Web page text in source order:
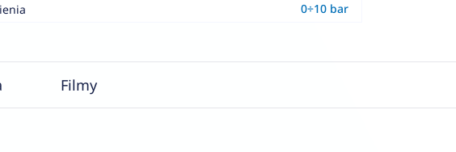
0÷10 bar
Filmy